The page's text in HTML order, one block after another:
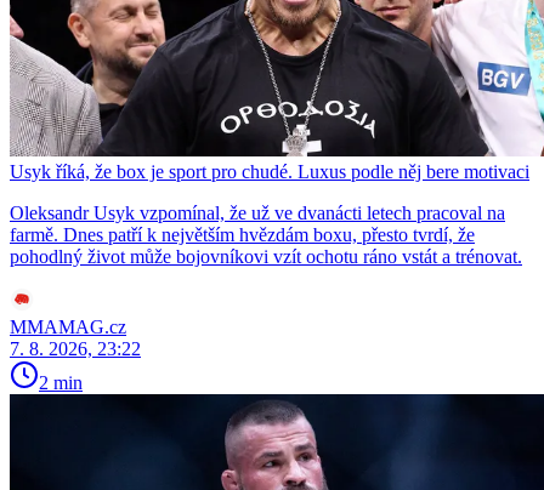
Usyk říká, že box je sport pro chudé. Luxus podle něj bere motivaci
Oleksandr Usyk vzpomínal, že už ve dvanácti letech pracoval na
farmě. Dnes patří k největším hvězdám boxu, přesto tvrdí, že
pohodlný život může bojovníkovi vzít ochotu ráno vstát a trénovat.
MMAMAG.cz
7. 8. 2026, 23:22
2 min